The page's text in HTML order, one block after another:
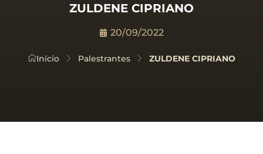
ZULDENE CIPRIANO
20/09/2022
Início Palestrantes ZULDENE CIPRIANO